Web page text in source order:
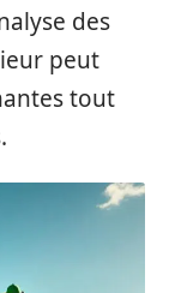
des
peut
tout